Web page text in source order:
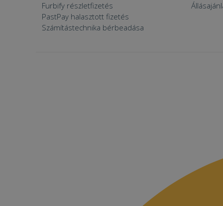
Furbify részletfizetés
PastPay halasztott fizetés
Számítástechnika bérbeadása
VISITOR_INFO1_LIVE